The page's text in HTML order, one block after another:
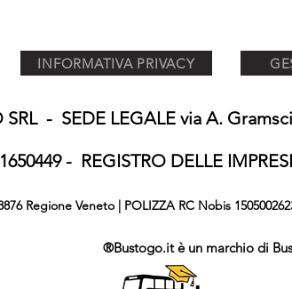
INFORMATIVA PRIVACY
SRL - SEDE LEGALE via A.
- REGISTRO DELLE
Regione Veneto | POLIZZA RC Nobis
®Bustogo.it è un marchio di